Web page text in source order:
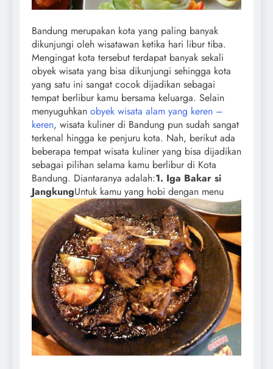
Bandung merupakan kota yang paling banyak
dikunjungi oleh wisatawan ketika hari libur tiba.
Mengingat kota tersebut terdapat banyak sekali
obyek wisata yang bisa dikunjungi sehingga kota
yang satu ini sangat cocok dijadikan sebagai
tempat berlibur kamu bersama keluarga. Selain
menyuguhkan obyek wisata alam yang keren –
keren, wisata kuliner di Bandung pun sudah sangat
terkenal hingga ke penjuru kota. Nah, berikut ada
beberapa tempat wisata kuliner yang bisa dijadikan
sebagai pilihan selama kamu berlibur di Kota
Bandung. Diantaranya adalah:1. Iga Bakar si
JangkungUntuk kamu yang hobi dengan menu